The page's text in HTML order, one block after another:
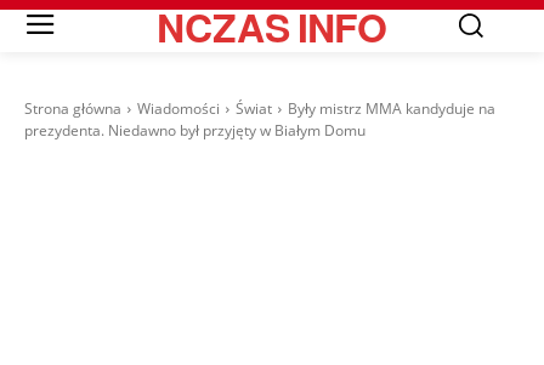
NCZASINFO
Strona główna Wiadomości Świat
Były mistrz MMA kandyduje na
prezydenta. Niedawno był przyjęty w Białym Domu